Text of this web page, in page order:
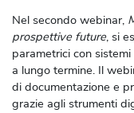
Nel secondo webinar,
prospettive future, si
parametrici con
a lungo termine. Il
di documentazione e
grazie agli strumenti